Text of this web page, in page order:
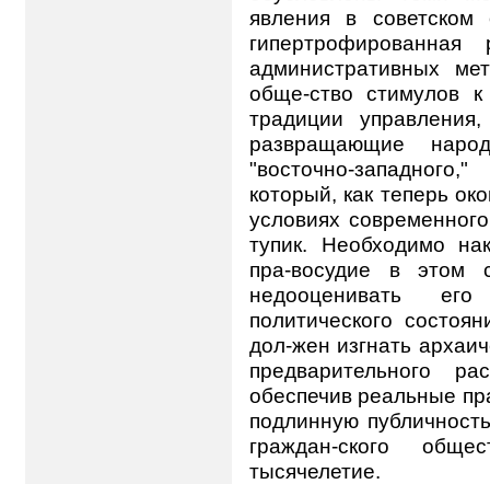
явления в
административных
обще-ство стимулов к
традиции
развращающие
"восточно-
который, как теперь
условиях
тупик. Необходимо
пра-восудие в этом
недооценивать
политического
дол-жен изгнать
предварительного
обеспечив реальные
подлинную
граждан-ского
тысячелетие.